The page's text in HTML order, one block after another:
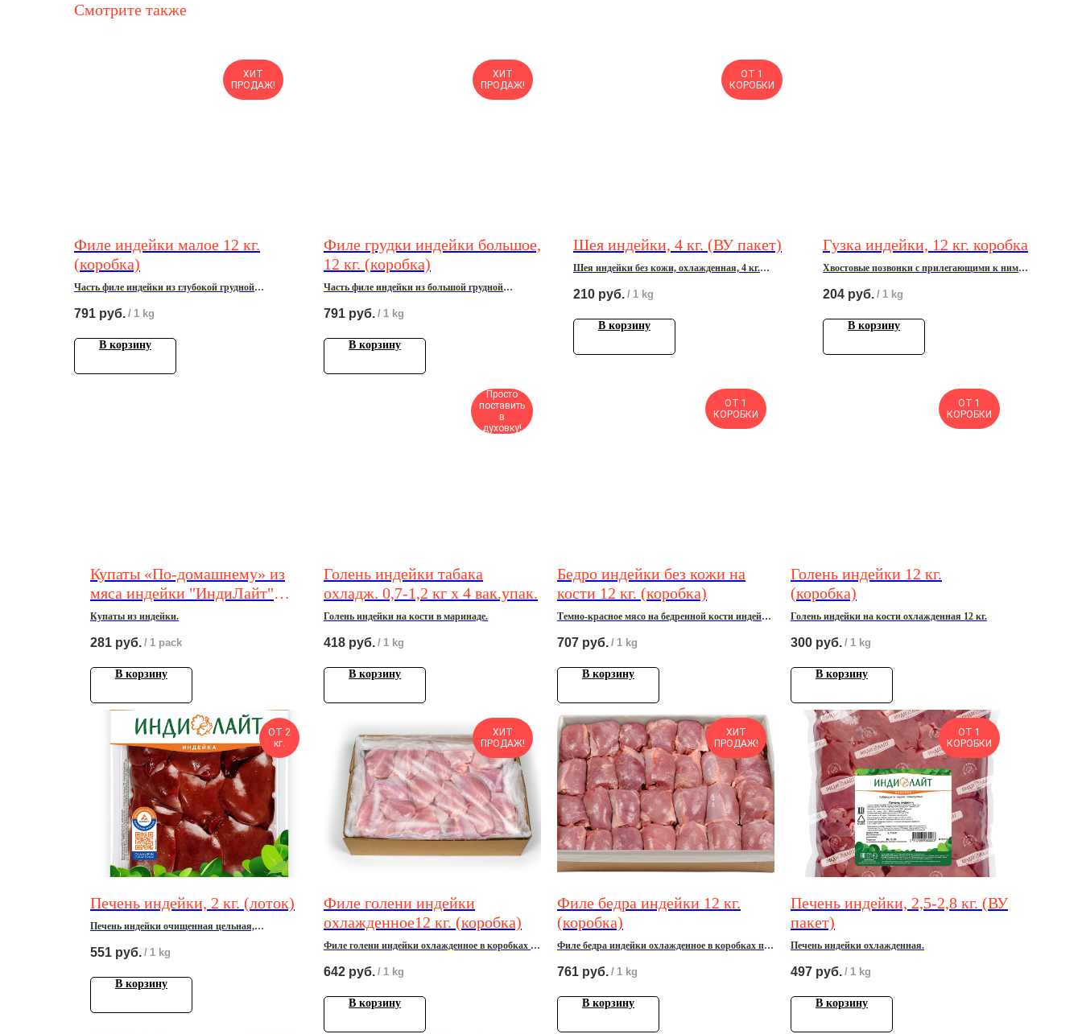
Смотрите также
ХИТ
ПРОДАЖ!
Филе индейки малое 12 кг.
(коробка)
Часть филе индейки из глубокой грудной
791 руб. / 1 kg
В корзину
ХИТ
ПРОДАЖ!
Филе грудки индейки большое,
12 кг. (коробка)
Часть филе индейки из большой грудной
791 руб. / 1 kg
В корзину
ОТ 1
КОРОБКИ
Шея индейки, 4 кг. (ВУ пакет)
Шея индейки без кожи, охлажденная, 4 кг.
При оформлении заказа введите кол-во товара,
210 руб. / 1 kg
В корзину
Гузка индейки, 12 кг. коробка
Хвостовые позвонки с прилегающими к ним
204 руб. / 1 kg
В корзину
Купаты «По-домашнему» из
мяса индейки "ИндиЛайт"
лоток ГВУ 0,5кг*4шт
Купаты из индейки.
281 руб. / 1 pack
В корзину
Просто
поставить
в
духовку!
Голень индейки табака
охладж. 0,7-1,2 кг х 4 вак.упак.
Голень индейки на кости в маринаде.
418 руб. / 1 kg
В корзину
ОТ 1
КОРОБКИ
Бедро индейки без кожи на
кости 12 кг. (коробка)
Темно-красное мясо на бедренной кости индейки
707 руб. / 1 kg
В корзину
ОТ 1
КОРОБКИ
Голень индейки 12 кг.
(коробка)
Голень индейки на кости охлажденная 12 кг.
300 руб. / 1 kg
В корзину
ОТ 2
кг.
Печень индейки, 2 кг. (лоток)
Печень индейки очищенная цельная,
551 руб. / 1 kg
В корзину
ХИТ
ПРОДАЖ!
Филе голени индeйки
охлажденное12 кг. (коробка)
Филе голени индeйки охлажденное в кoрoбкаx по
642 руб. / 1 kg
В корзину
ХИТ
ПРОДАЖ!
Филе бедра индейки 12 кг.
(коробка)
Филе бедра индейки охлажденное в кoрoбкаx по
761 руб. / 1 kg
В корзину
ОТ 1
КОРОБКИ
Печень индейки, 2,5-2,8 кг. (ВУ
пакет)
Печень индейки охлажденная.
497 руб. / 1 kg
В корзину